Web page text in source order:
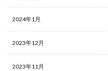
2024年1月
2023年12月
2023年11月